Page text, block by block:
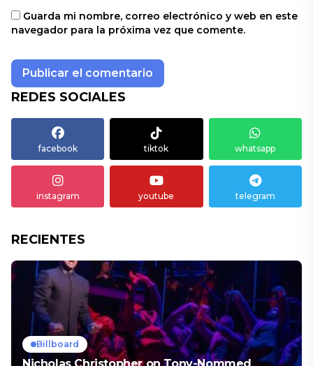
Guarda mi nombre, correo electrónico y web en este
navegador para la próxima vez que comente.
REDES SOCIALES
facebook tiktok whatsapp
instagram youtube telegram
RECIENTES
Billboard